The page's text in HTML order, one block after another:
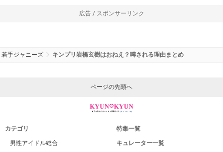
広告 / スポンサーリンク
若手ジャニーズ キンプリ岩橋玄樹はおねえ？噂される理由まとめ
ページの先頭へ
カテゴリ
男性アイドル総合
特集一覧
キュレーター一覧